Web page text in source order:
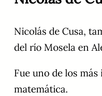
Nicolás de Cusa,
del río Mosela en
Fue uno de los
matemática.